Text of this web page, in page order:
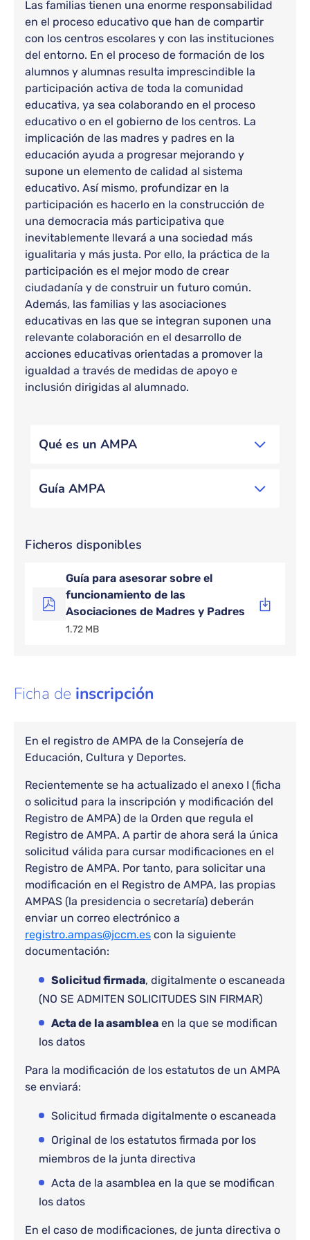
Las familias tienen una enorme responsabilidad
en el proceso educativo que han de compartir
con los centros escolares y con las instituciones
del entorno. En el proceso de formación de los
alumnos y alumnas resulta imprescindible la
participación activa de toda la comunidad
educativa, ya sea colaborando en el proceso
educativo o en el gobierno de los centros. La
implicación de las madres y padres en la
educación ayuda a progresar mejorando y
supone un elemento de calidad al sistema
educativo. Así mismo, profundizar en la
participación es hacerlo en la construcción de
una democracia más participativa que
inevitablemente llevará a una sociedad más
igualitaria y más justa. Por ello, la práctica de la
participación es el mejor modo de crear
ciudadanía y de construir un futuro común.
Además, las familias y las asociaciones
educativas en las que se integran suponen una
relevante colaboración en el desarrollo de
acciones educativas orientadas a promover la
igualdad a través de medidas de apoyo e
inclusión dirigidas al alumnado.
Qué es un AMPA
Guía AMPA
Ficheros disponibles
Guía para asesorar sobre el
funcionamiento de las
Asociaciones de Madres y Padres
1.72 MB
Ficha de inscripción
En el registro de AMPA de la Consejería de
Educación, Cultura y Deportes.
Recientemente se ha actualizado el anexo I (ficha
o solicitud para la inscripción y modificación del
Registro de AMPA) de la Orden que regula el
Registro de AMPA. A partir de ahora será la única
solicitud válida para cursar modificaciones en el
Registro de AMPA. Por tanto, para solicitar una
modificación en el Registro de AMPA, las propias
AMPAS (la presidencia o secretaría) deberán
enviar un correo electrónico a
registro.ampas@jccm.es con la siguiente
documentación:
Solicitud firmada, digitalmente o escaneada
(NO SE ADMITEN SOLICITUDES SIN FIRMAR)
Acta de la asamblea en la que se modifican
los datos
Para la modificación de los estatutos de un AMPA
se enviará:
Solicitud firmada digitalmente o escaneada
Original de los estatutos firmada por los
miembros de la junta directiva
Acta de la asamblea en la que se modifican
los datos
En el caso de modificaciones, de junta directiva o